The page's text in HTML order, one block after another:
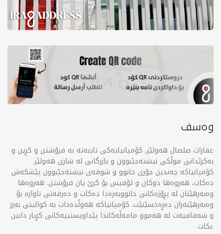
وەسف
عقارات صلصال هەولێر, کۆمپانیایەکی تایبەتە بە فرۆشتن و کڕین و
بەکرێدانی موڵکی نیشتەجێبوون و بازرگانی لە شاری هەولێر.
کۆمپانیاکە چەندین جۆری خانوو و شوقەی نیشتەجێبوون پێشکەش
دەکات، هەروەها دوکان و ئۆفیس بۆ کرێ یان فرۆشتن. هەروەها
وەبەرهێنان لە پڕۆژەکانی خانووبەرەدا دەکات و دەرفەتی ناوازە بۆ
وەبەرهێنەران دەڕەخسێنێت. کۆمپانیاکە هەوڵدەدات بە کوالیتی بەرز
و شەفافیەت لە هەموو مامەڵەکاندا پێداویستییەکانی کڕیار دابین
بکات.